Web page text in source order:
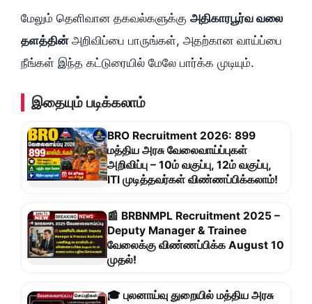
மேலும் தெளிவான தகவல்களுக்கு அதிகாரபூர்வ வலை
தளத்தின்அறிவிப்பை பாருங்கள், அதற்கான வாய்ப்பை
நீங்கள் இந்த கட்டுரையில் மேலே பார்க்க முடியும்.
இதையும் படிக்கலாம்
BRO Recruitment 2026: 899
மத்திய அரசு வேலைவாய்ப்புகள்
அறிவிப்பு – 10ம் வகுப்பு, 12ம் வகுப்பு,
ITI முடித்தவர்கள் விண்ணப்பிக்கலாம்!
📰 BRBNMPL Recruitment 2025 –
Deputy Manager & Trainee
வேலைக்கு விண்ணப்பிக்க August 10
முதல்!
🎓 புலனாய்வு துறையில் மத்திய அரசு